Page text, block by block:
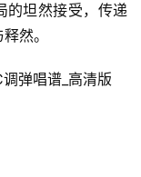
的坦然接受，传递
然。